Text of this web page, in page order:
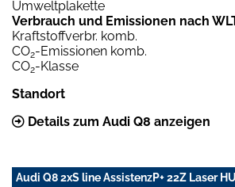
Umweltplakette
Verbrauch und Emissionen nach
Kraftstoffverbr. komb.
CO2-Emissionen komb.
CO2-Klasse
Standort
Details zum Audi Q8 anzeigen
Audi Q8 2xS line AssistenzP+ 22Z Laser